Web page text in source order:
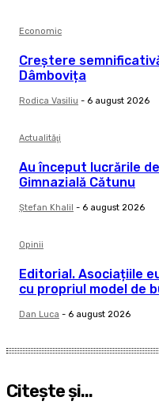
Economic
Creștere
Dâmbovița
Rodica Vasiliu - 6 august 2026
Actualităţi
Au început lucrările
Gimnazială Cătunu
Ştefan Khalil - 6 august 2026
Opinii
Editorial. Asociațiile
cu propriul model de
Dan Luca - 6 august 2026
Citeşte şi...